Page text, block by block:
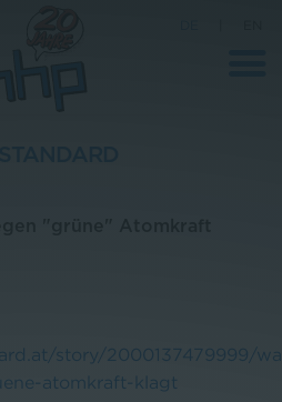
story/2000137479999/
atomkraft-klagt